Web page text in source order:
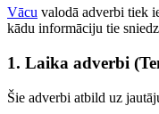
Vācu valodā adverbi tiek
kādu informāciju tie
1. Laika adverbi
Šie adverbi atbild uz